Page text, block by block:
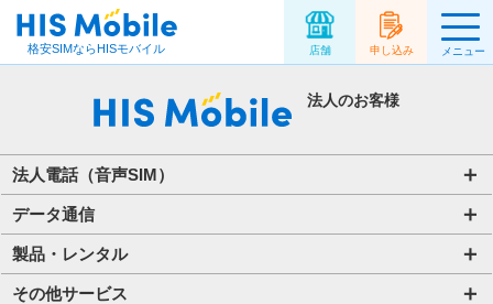
格安SIMならHISモバイル 店舗 申し込み メニュー
法人のお客様
法人電話（音声SIM）
音声通話プラン for Biz
ご利用開始の流れ(法人)
ご利用開始の流れ(個人事業主・その他団体)​
データ通信
データ専用SIM
IoT向けSIM
製品・レンタル
端末販売
その他サービス